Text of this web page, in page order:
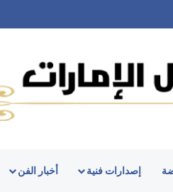
إصدارات فنية أخبار الفن